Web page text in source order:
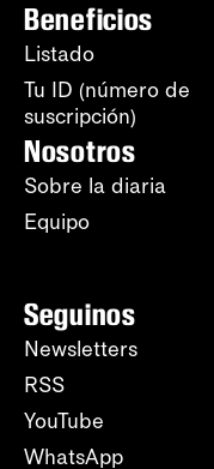
Beneficios
Listado
Tu ID (número de
suscripción)
Nosotros
Sobre la diaria
Equipo
Seguinos
Newsletters
RSS
YouTube
WhatsApp